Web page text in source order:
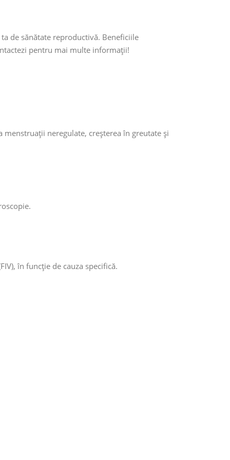
de sănătate reproductivă. Beneficiile
pentru mai multe informații!
neregulate, creșterea în greutate și
în funcție de cauza specifică.